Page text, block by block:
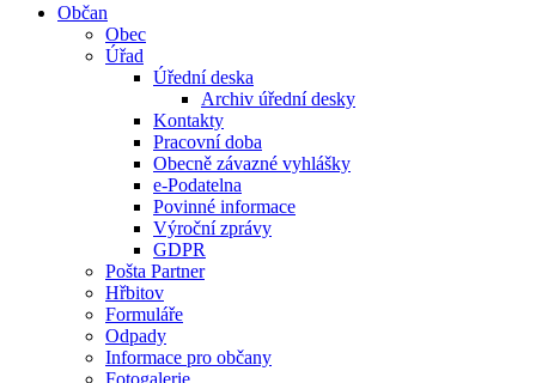
Občan
Obec
Úřad
Úřední deska
Archiv úřední desky
Kontakty
Pracovní doba
Obecně závazné vyhlášky
e-Podatelna
Povinné informace
Výroční zprávy
GDPR
Pošta Partner
Hřbitov
Formuláře
Odpady
Informace pro občany
Fotogalerie